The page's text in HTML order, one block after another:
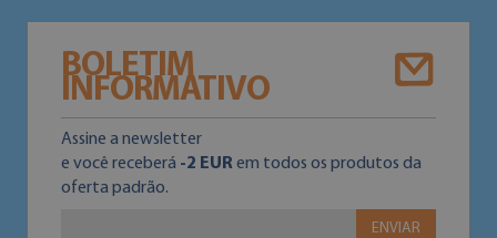
BOLETIM
INFORMATIVO
Assine a newsletter
e você receberá -2 EUR em todos os produtos da
oferta padrão.
ENVIAR